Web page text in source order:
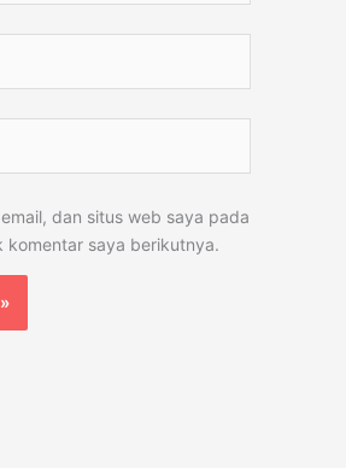
dan situs web saya pada
komentar saya berikutnya.